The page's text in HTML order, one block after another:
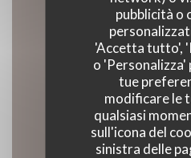
pubblicità o
'Accetta tutto',
o 'Personalizza'
tue
modificare le
qualsiasi
sull'icona del
sinistra delle
93 Rue du Général de
03 28 63